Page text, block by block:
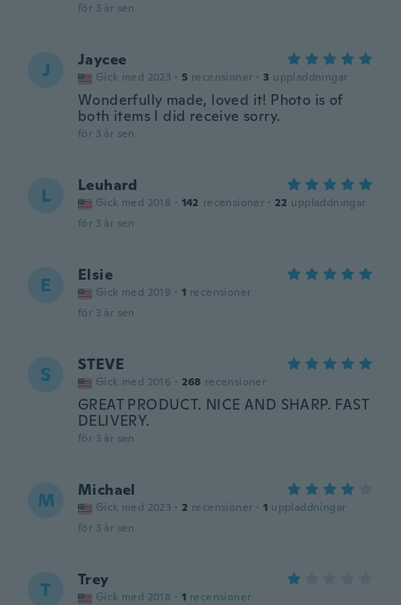
för 3 år sen
J Jaycee
Gick med 2023 · 5 recensioner · 3 uppladdningar
Wonderfully made, loved it! Photo is of
both items I did receive sorry.
för 3 år sen
L Leuhard
Gick med 2018 · 142 recensioner · 22 uppladdningar
för 3 år sen
E Elsie
Gick med 2019 · 1 recensioner
för 3 år sen
S STEVE
Gick med 2016 · 268 recensioner
GREAT PRODUCT. NICE AND SHARP. FAST
DELIVERY.
för 3 år sen
M Michael
Gick med 2023 · 2 recensioner · 1 uppladdningar
för 3 år sen
T Trey
Gick med 2018 · 1 recensioner